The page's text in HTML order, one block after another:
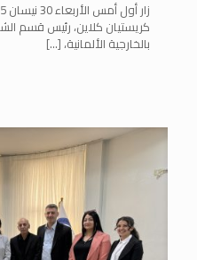
كريستيان كلاين، رئيس قسم
بالخارجية الألمانية،[…]